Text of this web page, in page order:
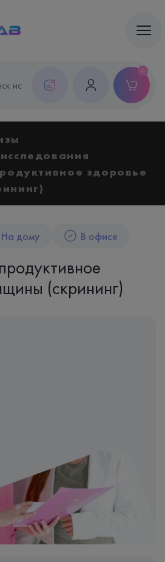
0
здоровье
На дому В офисе
(скрининг)